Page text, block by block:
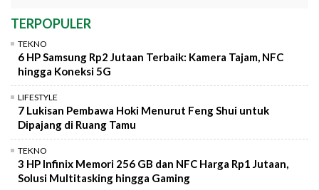
TERPOPULER
TEKNO
6 HP Samsung Rp2 Jutaan Terbaik: Kamera Tajam, NFC
hingga Koneksi 5G
LIFESTYLE
7 Lukisan Pembawa Hoki Menurut Feng Shui untuk
Dipajang di Ruang Tamu
TEKNO
3 HP Infinix Memori 256 GB dan NFC Harga Rp1 Jutaan,
Solusi Multitasking hingga Gaming